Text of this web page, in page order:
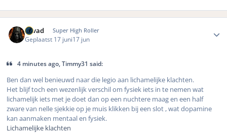
devad Super High Roller
Geplaatst 17 juni17 jun
4 minutes ago, Timmy31 said:
Ben dan wel benieuwd naar die legio aan lichamelijke klachten.
Het blijf toch een wezenlijk verschil om fysiek iets in te nemen wat
lichamelijk iets met je doet dan op een nuchtere maag en een half
zware van nelle sjekkie op je muis klikken bij een slot , wat dopamine
kan aanmaken mentaal en fysiek.
Lichamelijke klachten